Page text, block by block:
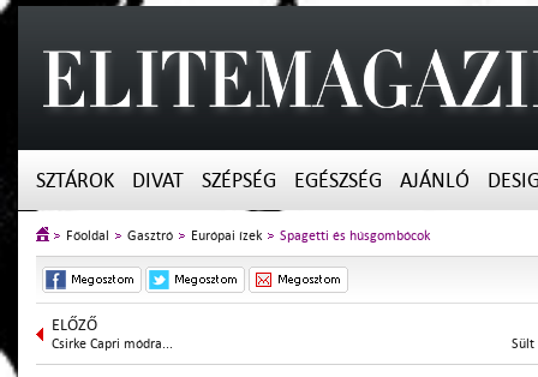
SZTÁROK DIVAT SZÉPSÉG EGÉSZSÉG AJÁNLÓ
Főoldal Gasztró Európai ízek Spagetti és húsgombócok
ELŐZŐ
Csirke Capri módra... Sült